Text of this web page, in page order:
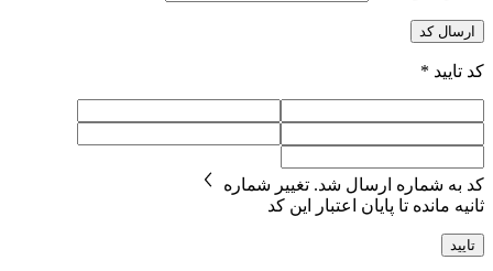
ارسال کد
کد تایید *
کد به شماره ارسال شد. تغییر شماره
ثانیه مانده تا پایان اعتبار این کد
تایید